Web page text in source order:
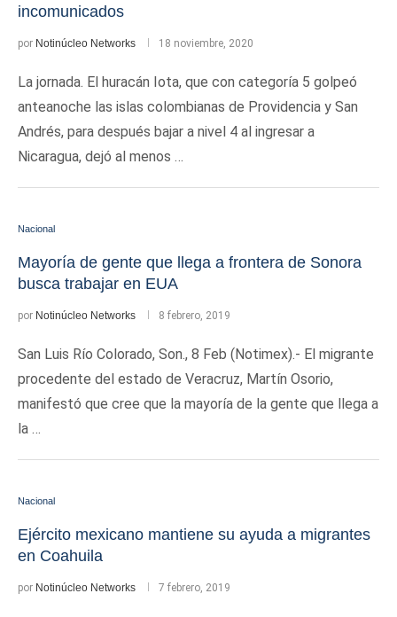
incomunicados
por Notinúcleo Networks 18 noviembre, 2020
La jornada. El huracán Iota, que con categoría 5 golpeó
anteanoche las islas colombianas de Providencia y San
Andrés, para después bajar a nivel 4 al ingresar a
Nicaragua, dejó al menos …
Nacional
Mayoría de gente que llega a frontera de Sonora
busca trabajar en EUA
por Notinúcleo Networks 8 febrero, 2019
San Luis Río Colorado, Son., 8 Feb (Notimex).- El migrante
procedente del estado de Veracruz, Martín Osorio,
manifestó que cree que la mayoría de la gente que llega a
la …
Nacional
Ejército mexicano mantiene su ayuda a migrantes
en Coahuila
por Notinúcleo Networks 7 febrero, 2019